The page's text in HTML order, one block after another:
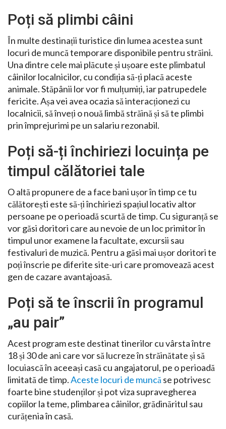
Poți să plimbi câini
În multe destinații turistice din lumea acestea sunt
locuri de muncă temporare disponibile pentru străini.
Una dintre cele mai plăcute și ușoare este plimbatul
câinilor localnicilor, cu condiția să-ți placă aceste
animale. Stăpânii lor vor fi mulțumiți, iar patrupedele
fericite. Așa vei avea ocazia să interacționezi cu
localnicii, să înveți o nouă limbă străină și să te plimbi
prin împrejurimi pe un salariu rezonabil.
Poți să-ți închiriezi locuința pe
timpul călătoriei tale
O altă propunere de a face bani ușor în timp ce tu
călătorești este să-ți închiriezi spațiul locativ altor
persoane pe o perioadă scurtă de timp. Cu siguranță se
vor găsi doritori care au nevoie de un loc primitor în
timpul unor examene la facultate, excursii sau
festivaluri de muzică. Pentru a găsi mai ușor doritori te
poți înscrie pe diferite site-uri care promovează acest
gen de cazare avantajoasă.
Poți să te înscrii în programul
„au pair”
Acest program este destinat tinerilor cu vârsta între
18 și 30 de ani care vor să lucreze în străinătate și să
locuiască în aceeași casă cu angajatorul, pe o perioadă
limitată de timp.Aceste locuri de muncă se potrivesc
foarte bine studenților și pot viza supravegherea
copiilor la teme, plimbarea câinilor, grădinăritul sau
curățenia în casă.